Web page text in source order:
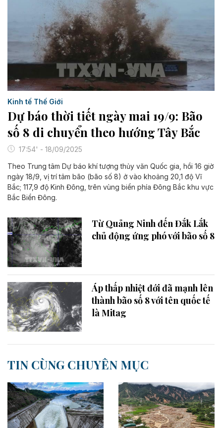
Kinh tế Thế Giới
Dự báo thời tiết ngày mai 19/9: Bão
số 8 di chuyển theo hướng Tây Bắc
17:54' - 18/09/2025
Theo Trung tâm Dự báo khí tượng thủy văn Quốc gia, hồi 16 giờ
ngày 18/9, vị trí tâm bão (bão số 8) ở vào khoảng 20,1 độ Vĩ
Bắc; 117,9 độ Kinh Đông, trên vùng biển phía Đông Bắc khu vực
Bắc Biển Đông.
Từ Quảng Ninh đến Đắk Lắk
chủ động ứng phó với bão số 8
Áp thấp nhiệt đới đã mạnh lên
thành bão số 8 với tên quốc tế
là Mitag
TIN CÙNG CHUYÊN MỤC